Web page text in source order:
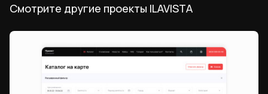
Смотрите другие проекты ILAVISTA